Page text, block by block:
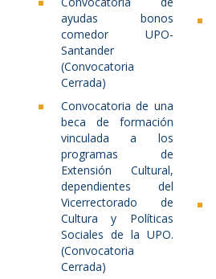
ayudas bonos
comedor UPO-
Santander
(Convocatoria
Cerrada)
Convocatoria de una
beca de formación
vinculada a los
programas de
Extensión Cultural,
dependientes del
Vicerrectorado de
Cultura y Políticas
Sociales de la UPO.
(Convocatoria
Cerrada)